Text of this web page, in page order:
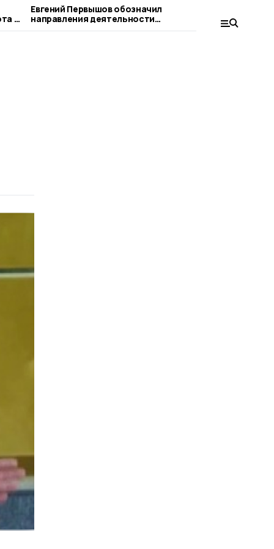
в
Евгений Первышов обозначил
направления деятельности
депутатского корпуса, министерств и